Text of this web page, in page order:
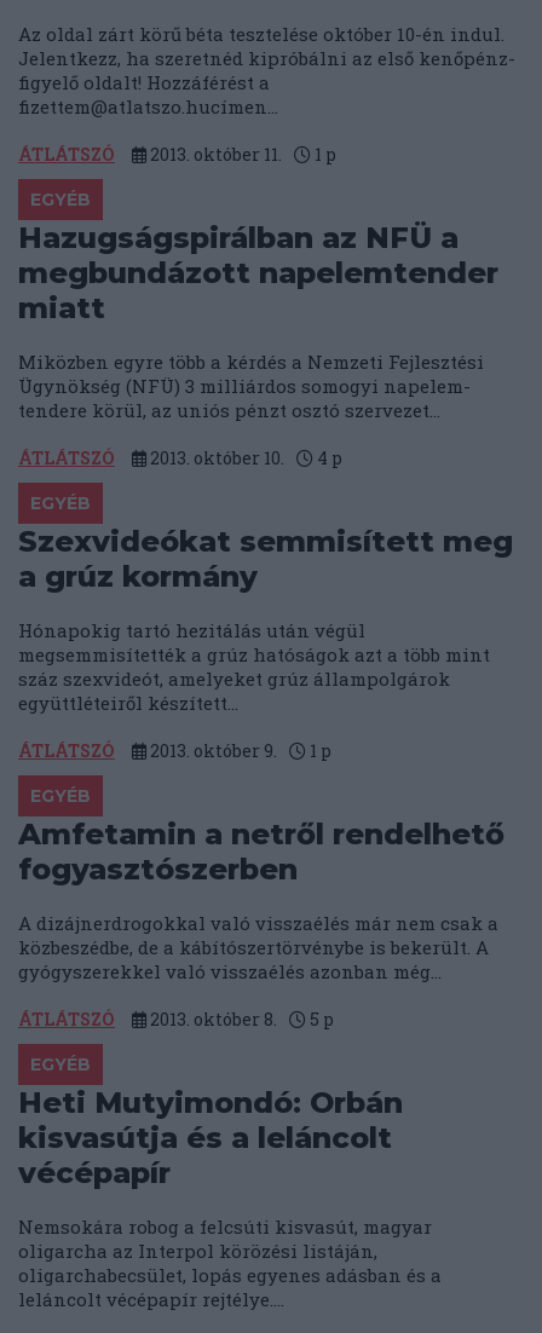
Az oldal zárt körű béta tesztelése október 10-én indul.
Jelentkezz, ha szeretnéd kipróbálni az első kenőpénz-
figyelő oldalt! Hozzáférést a
fizettem@atlatszo.hucímen...
ÁTLÁTSZÓ 2013. október 11. 1 p
EGYÉB
Hazugságspirálban az NFÜ a
megbundázott napelemtender
miatt
Miközben egyre több a kérdés a Nemzeti Fejlesztési
Ügynökség (NFÜ) 3 milliárdos somogyi napelem-
tendere körül, az uniós pénzt osztó szervezet...
ÁTLÁTSZÓ 2013. október 10. 4 p
EGYÉB
Szexvideókat semmisített meg
a grúz kormány
Hónapokig tartó hezitálás után végül
megsemmisítették a grúz hatóságok azt a több mint
száz szexvideót, amelyeket grúz állampolgárok
együttléteiről készített...
ÁTLÁTSZÓ 2013. október 9. 1 p
EGYÉB
Amfetamin a netről rendelhető
fogyasztószerben
A dizájnerdrogokkal való visszaélés már nem csak a
közbeszédbe, de a kábítószertörvénybe is bekerült. A
gyógyszerekkel való visszaélés azonban még...
ÁTLÁTSZÓ 2013. október 8. 5 p
EGYÉB
Heti Mutyimondó: Orbán
kisvasútja és a leláncolt
vécépapír
Nemsokára robog a felcsúti kisvasút, magyar
oligarcha az Interpol körözési listáján,
oligarchabecsület, lopás egyenes adásban és a
leláncolt vécépapír rejtélye....